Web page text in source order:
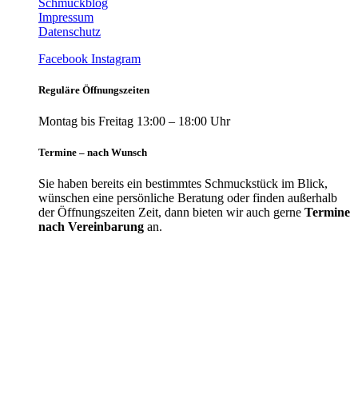
Impressum
Datenschutz
Facebook Instagram
Reguläre Öffnungszeiten
Montag bis Freitag 13:00 – 18:00 Uhr
Termine – nach Wunsch
Sie haben bereits ein bestimmtes Schmuckstück im Blick,
wünschen eine persönliche Beratung oder finden außerhalb
der Öffnungszeiten Zeit, dann bieten wir auch gerne Termine
nach Vereinbarung an.